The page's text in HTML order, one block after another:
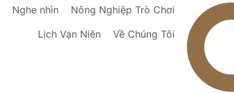
Nghe nhìn
Nông Nghiệp Trò Chơi
Lịch Vạn Niên
Về Chúng Tôi